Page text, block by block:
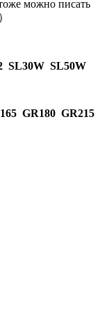
можно писать
）
SL30W SL50W
GR180 GR215